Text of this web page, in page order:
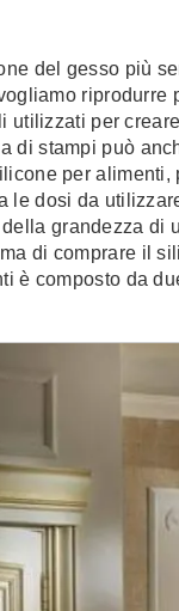
del gesso più
riprodurre
utilizzati per
di stampi può
per
le dosi da
grandezza di
di comprare il
è composto da